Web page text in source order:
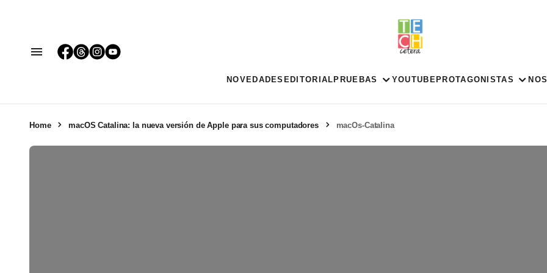
NOVEDADES EDITORIAL PRUEBAS YOUTUBE PROTAGONISTAS
Home macOS Catalina: la nueva versión de Apple para sus computadores macOs-Catalina